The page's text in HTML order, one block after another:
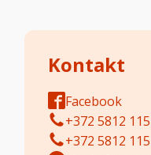
Kontakt
Facebook
+372 5812
+372 5812